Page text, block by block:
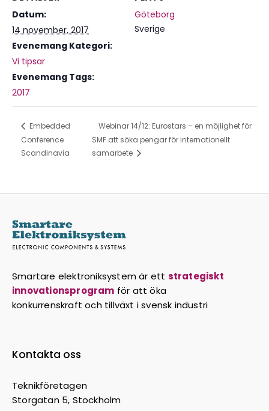
Datum:
14 november, 2017
Evenemang Kategori:
Vi tipsar
Evenemang Tags:
2017
Göteborg
Sverige
Embedded
Conference
Scandinavia
Webinar 14/12: Eurostars – en möjlighet för
SMF att söka pengar för internationellt
samarbete
Smartare elektroniksystem är ett strategiskt
innovationsprogram för att öka
konkurrenskraft och tillväxt i svensk industri
Kontakta oss
Teknikföretagen
Storgatan 5, Stockholm